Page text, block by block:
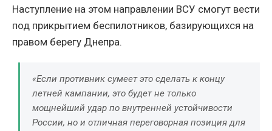
Наступление на этом направлении ВСУ смогут вести
под прикрытием беспилотников, базирующихся на
правом берегу Днепра.
«Если противник сумеет это сделать к концу
летней кампании, это будет не только
мощнейший удар по внутренней устойчивости
России, но и отличная переговорная позиция для